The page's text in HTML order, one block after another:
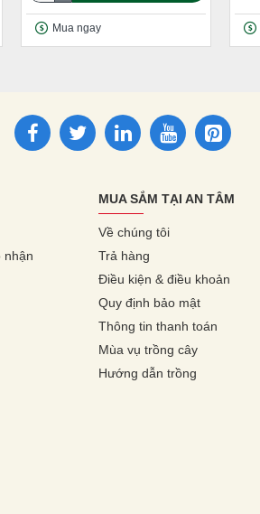
Mua ngay
nhận
MUA SẮM TẠI AN TÂM
Về chúng tôi
Trả hàng
Điều kiện & điều khoản
Quy định bảo mật
Thông tin thanh toán
Mùa vụ trồng cây
Hướng dẫn trồng